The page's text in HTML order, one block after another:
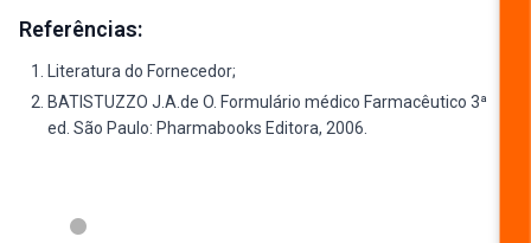
Referências:
Literatura do Fornecedor;
BATISTUZZO J.A.de O. Formulário médico Farmacêutico 3ª
ed. São Paulo: Pharmabooks Editora, 2006.